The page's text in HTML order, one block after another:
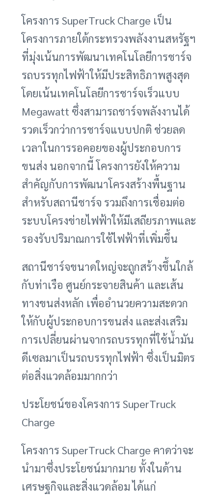
โครงการ SuperTruck Charge เป็น
โครงการภายใต้กระทรวงพลังงานสหรัฐฯ
ที่มุ่งเน้นการพัฒนาเทคโนโลยีการชาร์จ
รถบรรทุกไฟฟ้าให้มีประสิทธิภาพสูงสุด
โดยเน้นเทคโนโลยีการชาร์จเร็วแบบ
Megawatt ซึ่งสามารถชาร์จพลังงานได้
รวดเร็วกว่าการชาร์จแบบปกติ ช่วยลด
เวลาในการรอคอยของผู้ประกอบการ
ขนส่ง นอกจากนี้ โครงการยังให้ความ
สำคัญกับการพัฒนาโครงสร้างพื้นฐาน
สำหรับสถานีชาร์จ รวมถึงการเชื่อมต่อ
ระบบโครงข่ายไฟฟ้าให้มีเสถียรภาพและ
รองรับปริมาณการใช้ไฟฟ้าที่เพิ่มขึ้น
สถานีชาร์จขนาดใหญ่จะถูกสร้างขึ้นใกล้
กับท่าเรือ ศูนย์กระจายสินค้า และเส้น
ทางขนส่งหลัก เพื่ออำนวยความสะดวก
ให้กับผู้ประกอบการขนส่ง และส่งเสริม
การเปลี่ยนผ่านจากรถบรรทุกที่ใช้น้ำมัน
ดีเซลมาเป็นรถบรรทุกไฟฟ้า ซึ่งเป็นมิตร
ต่อสิ่งแวดล้อมมากกว่า
ประโยชน์ของโครงการ SuperTruck
Charge
โครงการ SuperTruck Charge คาดว่าจะ
นำมาซึ่งประโยชน์มากมาย ทั้งในด้าน
เศรษฐกิจและสิ่งแวดล้อม ได้แก่